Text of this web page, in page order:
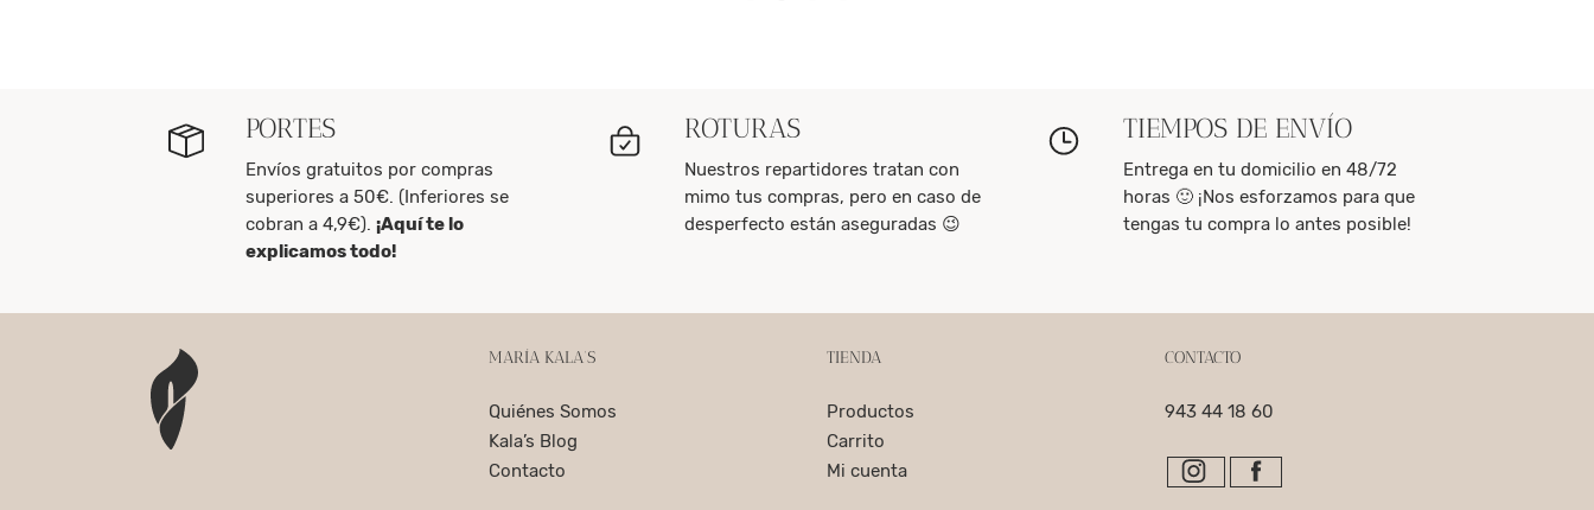
PORTES
Envíos gratuitos por compras
superiores a 50€. (Inferiores se
cobran a 4,9€). ¡Aquí te lo
explicamos todo!
ROTURAS
Nuestros repartidores tratan con
mimo tus compras, pero en caso de
desperfecto están aseguradas 😉
TIEMPOS DE ENVÍO
Entrega en tu domicilio en 48/72
horas 🙂 ¡Nos esforzamos para que
tengas tu compra lo antes posible!
MARÍA KALA’S
Quiénes Somos
Kala’s Blog
Contacto
TIENDA
Productos
Carrito
Mi cuenta
CONTACTO
943 44 18 60